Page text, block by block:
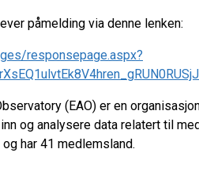
påmelding via denne lenken:
responsepage.aspx?
(EAO) er en
og analysere data relatert til
har 41 medlemsland.